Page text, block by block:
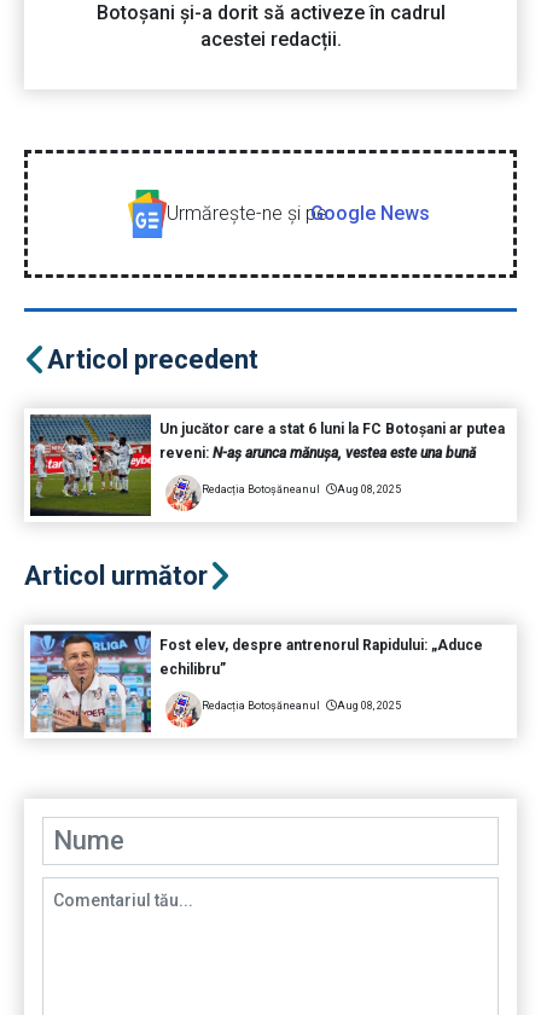
Botoșani și-a dorit să activeze în cadrul
acestei redacții.
Urmăreşte-ne şi peGoogle News
Articol precedent
Un jucător care a stat 6 luni la FC Botoșani ar putea
reveni: N-aș arunca mănușa, vestea este una bună
Redacția Botoșăneanul Aug 08, 2025
Articol următor
Fost elev, despre antrenorul Rapidului: „Aduce
echilibru”
Redacția Botoșăneanul Aug 08, 2025